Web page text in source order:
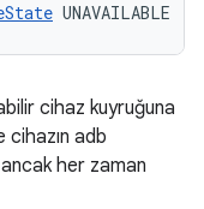
UNAVAILABLE
cihaz kuyruğuna
cihazın adb
her zaman